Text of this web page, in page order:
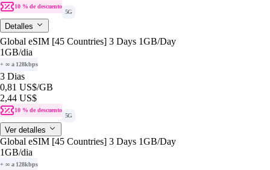
10 % de descuento
5G
Detalles
Global eSIM [45 Countries] 3 Days 1GB/Day
1GB/dia
+ ∞ a 128kbps
3 Dias
0,81 US$/GB
2,44 US$
10 % de descuento
5G
Ver detalles
Global eSIM [45 Countries] 3 Days 1GB/Day
1GB/dia
+ ∞ a 128kbps